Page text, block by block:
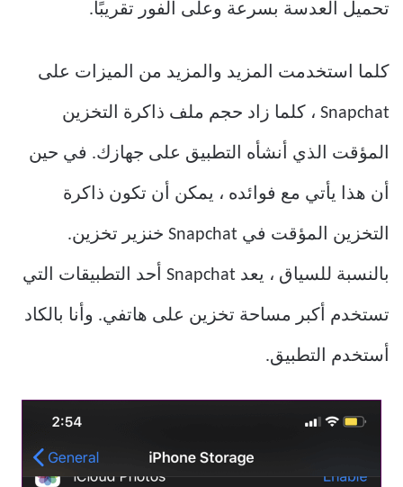
تحميل العدسة بسرعة وعلى الفور تقريبًا.
كلما استخدمت المزيد والمزيد من الميزات على
Snapchat ، كلما زاد حجم ملف ذاكرة التخزين
المؤقت الذي أنشأه التطبيق على جهازك. في حين
أن هذا يأتي مع فوائده ، يمكن أن تكون ذاكرة
التخزين المؤقت في Snapchat خنزير تخزين.
بالنسبة للسياق ، يعد Snapchat أحد التطبيقات التي
تستخدم أكبر مساحة تخزين على هاتفي. وأنا بالكاد
أستخدم التطبيق.